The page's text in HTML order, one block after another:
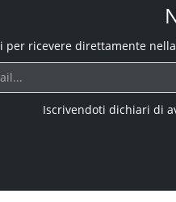
per ricevere direttamente
Iscrivendoti dichiari di